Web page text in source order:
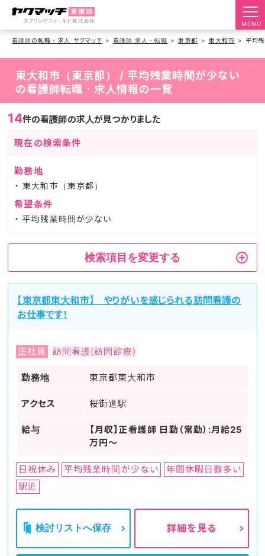
MENU
看護師の転職・求人 ヤクマッチ 看護師 求人・転職 東京都 東大和市 平均
東大和市（東京都） / 平均残業時間が少ない
の看護師転職・求人情報の一覧
14件の看護師の求人が見つかりました
現在の検索条件
勤務地
東大和市（東京都）
希望条件
平均残業時間が少ない
検索項目を変更する
【東京都東大和市】 やりがいを感じられる訪問看護の
お仕事です！
正社員 訪問看護(訪問診療)
勤務地 東京都東大和市
アクセス 桜街道駅
給与
【月収】正看護師 日勤（常勤）:月給25
万円～
日祝休み 平均残業時間が少ない
年間休暇日数多い
駅近
検討リストへ保存 詳細を見る